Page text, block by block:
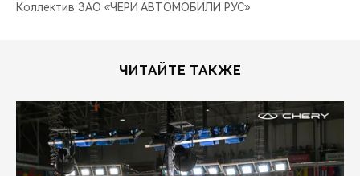
Коллектив ЗАО «ЧЕРИ АВТОМОБИЛИ РУС»
ЧИТАЙТЕ ТАКЖЕ